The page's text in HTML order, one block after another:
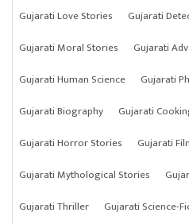
Gujarati Love Stories
Gujarati
Gujarati Moral Stories
Gujarati
Gujarati Human Science
Gujarati
Gujarati Biography
Gujarati
Gujarati Horror Stories
Gujarati
Gujarati Mythological Stories
Gujarati Thriller
Gujarati Science-